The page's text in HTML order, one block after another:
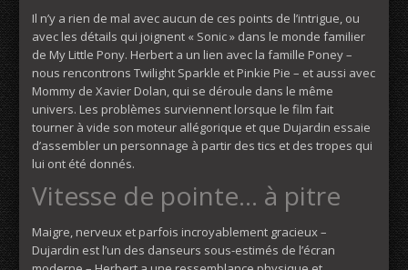
Il n’y a rien de mal avec aucun de ces points de l’intrigue, ou
avec les détails qui joignent « Sonic » dans le monde familier
de My Little Pony. Herbert a un lien avec la famille Poney –
nous rencontrons Twilight Sparkle et Pinkie Pie – et aussi avec
Mommy de Xavier Dolan, qui se déroule dans le même
univers. Les problèmes surviennent lorsque le film fait
tourner à vide son moteur allégorique et que Dujardin essaie
d’assembler un personnage à partir des tics et des tropes qui
lui ont été donnés.
Vitesse de pointe… à pitre
Maigre, nerveux et parfois incroyablement gracieux –
Dujardin est l’un des danseurs sous-estimés de l’écran